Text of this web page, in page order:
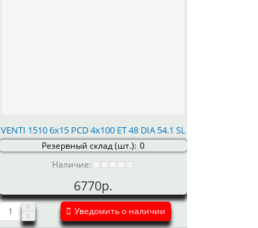
VENTI 1510 6x15 PCD 4x100 ET 48 DIA 54.1 SL
Резервный склад (шт.): 0
Наличие:
6770р.
Уведомить о наличии